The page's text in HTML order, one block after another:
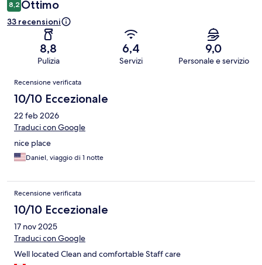
8,2 Ottimo
33 recensioni
8,8
Pulizia
6,4
Servizi
9,0
Personale e servizio
Recensioni
Recensione verificata
10/10 Eccezionale
22 feb 2026
Traduci con Google
nice place
Daniel, viaggio di 1 notte
Recensione verificata
10/10 Eccezionale
17 nov 2025
Traduci con Google
Well located Clean and comfortable Staff care